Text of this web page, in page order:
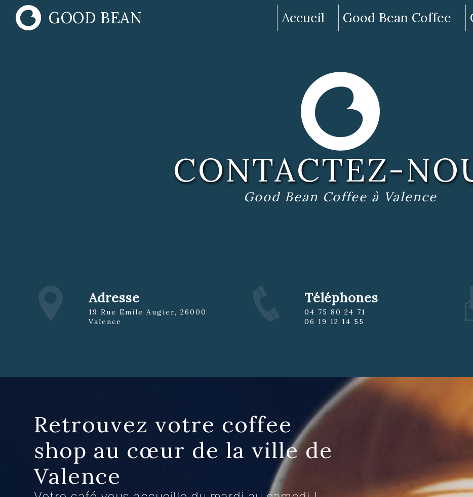
GOOD BEAN Accueil Good Bean Coffee
CONTACTEZ-
Good Bean Coffee à Valence
Adresse
19 Rue Emile Augier, 26000
Valence
Téléphones
04 75 80 24 71
06 19 12 14 55
Retrouvez votre coffee
shop au cœur de la ville de
Valence
Panneau de gestion des cookies